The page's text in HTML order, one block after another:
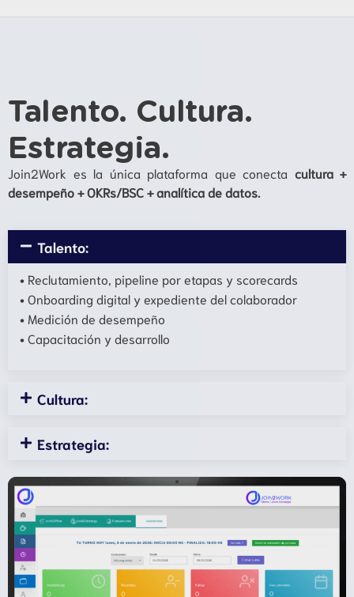
Talento. Cultura.
Estrategia.
Join2Work es la única plataforma que conecta cultura +
desempeño + OKRs/BSC + analítica de datos.
Talento:
• Reclutamiento, pipeline por etapas y scorecards
• Onboarding digital y expediente del colaborador
• Medición de desempeño
• Capacitación y desarrollo
Cultura:
Estrategia: